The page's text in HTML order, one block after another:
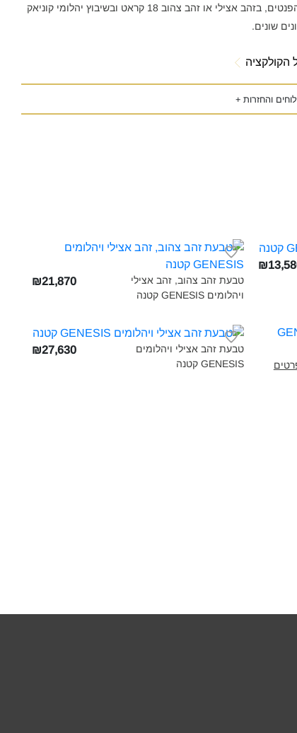
ומהפנטים, בזהב אצילי או זהב צהוב 18 קראט ובשיבוץ יהלומי קוניאק
שונים.
הקולקציה
והחזרות +
טבעת זהב צהוב, זהב אצילי
ויהלומים GENESIS קטנה‎
₪21,870
טבעת זהב אצילי ויהלומים
GENESIS קטנה‎
₪27,630